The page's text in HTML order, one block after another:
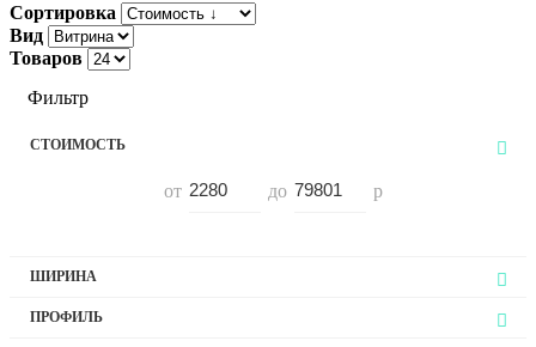
Сортировка
Вид
Товаров
Фильтр
СТОИМОСТЬ
от до р
ШИРИНА
155
ПРОФИЛЬ